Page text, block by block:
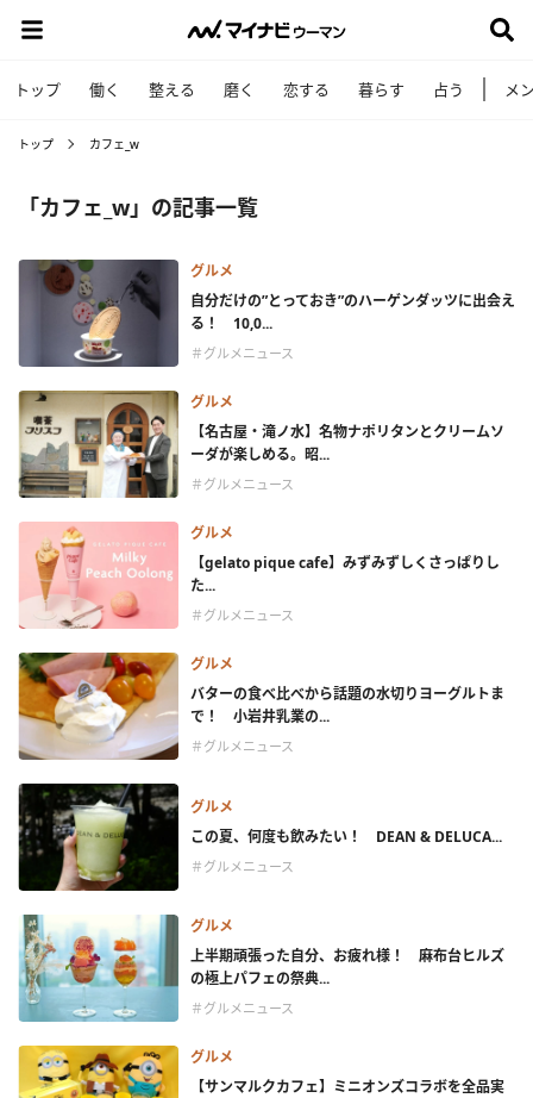
トップ 働く 整える 磨く 恋する 暮らす 占う メ
トップ カフェ_w
「カフェ_w」の記事一覧
グルメ
自分だけの”とっておき”のハーゲンダッツに出会え
る！ 10,0...
＃グルメニュース
グルメ
【名古屋・滝ノ水】名物ナポリタンとクリームソ
ーダが楽しめる。昭...
＃グルメニュース
グルメ
【gelato pique cafe】みずみずしくさっぱりし
た...
＃グルメニュース
グルメ
バターの食べ比べから話題の水切りヨーグルトま
で！ 小岩井乳業の...
＃グルメニュース
グルメ
この夏、何度も飲みたい！ DEAN & DELUCA...
＃グルメニュース
グルメ
上半期頑張った自分、お疲れ様！ 麻布台ヒルズ
の極上パフェの祭典...
＃グルメニュース
グルメ
【サンマルクカフェ】ミニオンズコラボを全品実